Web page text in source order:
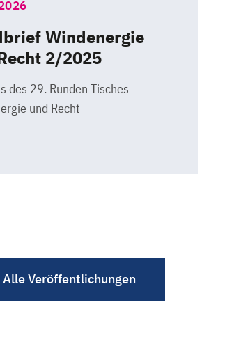
Windenergie
2/2025
des 29. Runden Tisches
und Recht
Alle Veröffentlichungen